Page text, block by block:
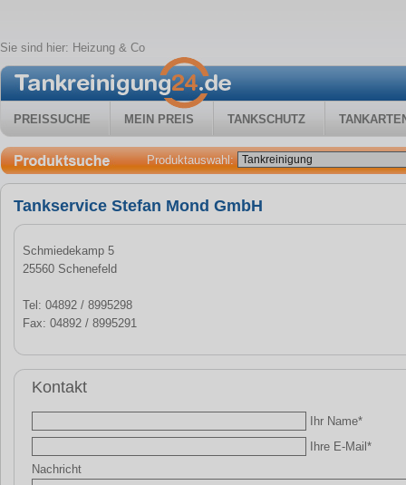
Sie sind hier: Heizung & Co
PREISSUCHE MEIN PREIS TANKSCHUTZ
Produktauswahl:
Tankservice Stefan Mond GmbH
Schmiedekamp 5
25560 Schenefeld
Tel: 04892 / 8995298
Fax: 04892 / 8995291
Kontakt
Ihr Name*
Ihre E-Mail*
Nachricht